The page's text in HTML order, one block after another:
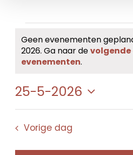
in
25
mei
2026
Bericht
Geen evenementen
2026. Ga naar de
evenementen.
25-5-2026
Selecteer
datum.
Vorige dag